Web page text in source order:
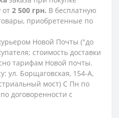
от 2 500 грн. В бесплатную
приобретенные по
Новой Почты ("до
стоимость доставки
тарифам Новой почты.
ул. Борщаговская, 154-А,
мост) С Пн по
договоренности с